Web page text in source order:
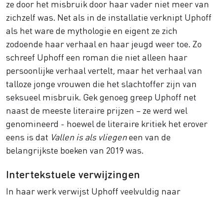
ze door het misbruik door haar vader niet meer van
zichzelf was. Net als in de installatie verknipt Uphoff
als het ware de mythologie en eigent ze zich
zodoende haar verhaal en haar jeugd weer toe. Zo
schreef Uphoff een roman die niet alleen haar
persoonlijke verhaal vertelt, maar het verhaal van
talloze jonge vrouwen die het slachtoffer zijn van
seksueel misbruik. Gek genoeg greep Uphoff net
naast de meeste literaire prijzen – ze werd wel
genomineerd - hoewel de literaire kritiek het erover
eens is dat Vallen is als vliegeneen van de
belangrijkste boeken van 2019 was.
Intertekstuele verwijzingen
In haar werk verwijst Uphoff veelvuldig naar